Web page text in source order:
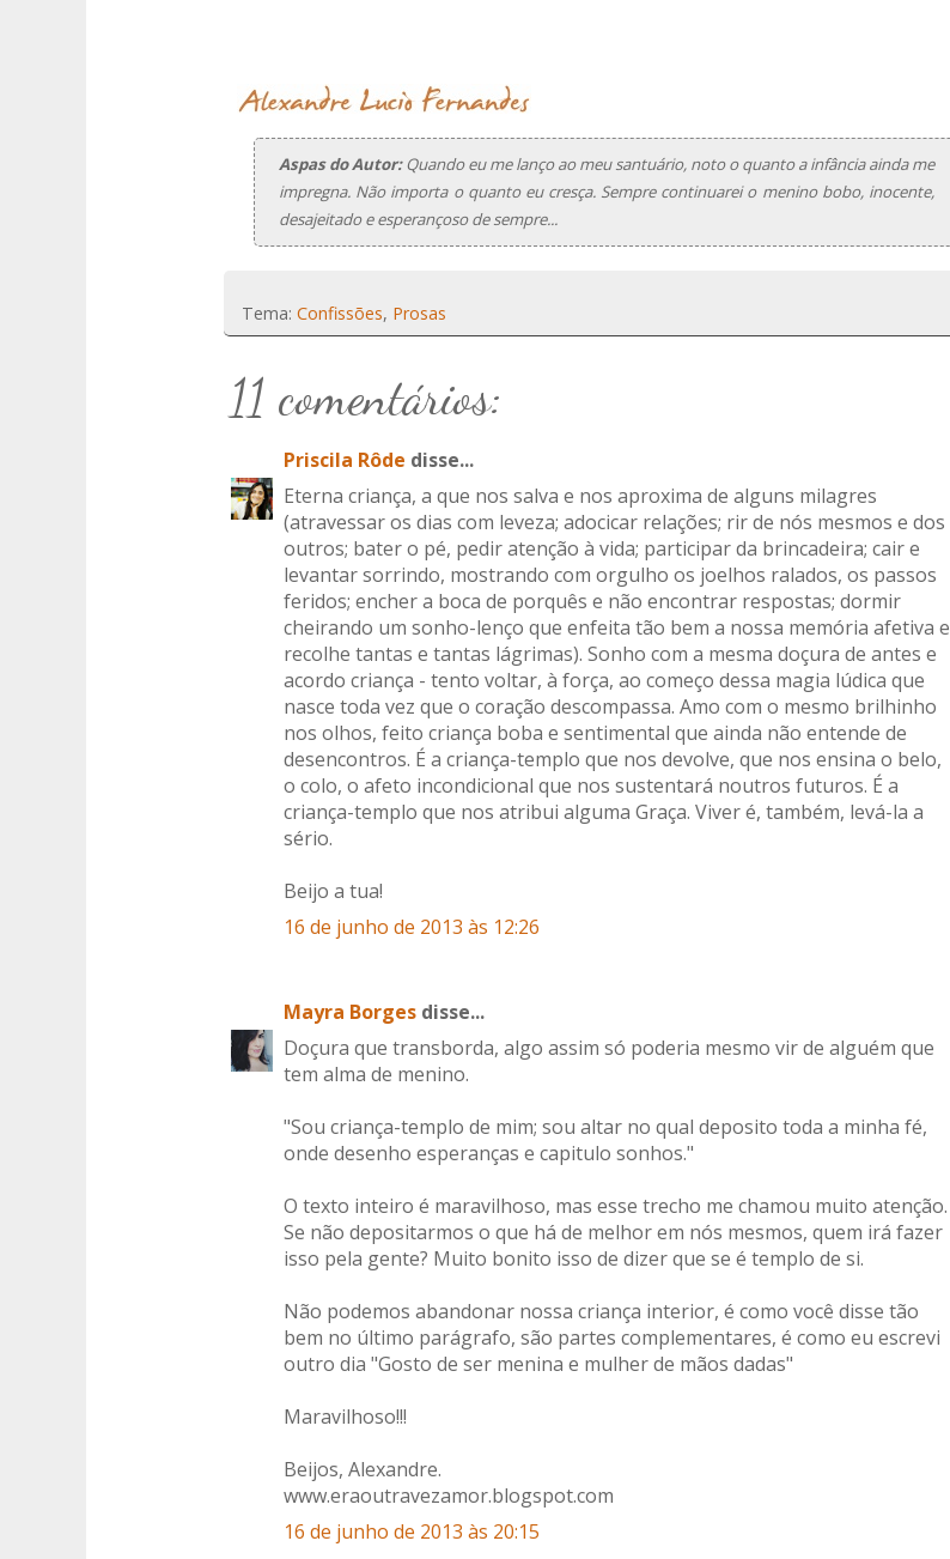
Aspas do Autor:Quando eu me lanço ao meu santuário, noto o quanto a infância ainda me
impregna. Não importa o quanto eu cresça. Sempre continuarei o menino bobo, inocente,
desajeitado e esperançoso de sempre...
Tema: Confissões, Prosas
11 comentários:
Priscila Rôde disse...
Eterna criança, a que nos salva e nos aproxima de alguns milagres
(atravessar os dias com leveza; adocicar relações; rir de nós mesmos e dos
outros; bater o pé, pedir atenção à vida; participar da brincadeira; cair e
levantar sorrindo, mostrando com orgulho os joelhos ralados, os passos
feridos; encher a boca de porquês e não encontrar respostas; dormir
cheirando um sonho-lenço que enfeita tão bem a nossa memória afetiva e
recolhe tantas e tantas lágrimas). Sonho com a mesma doçura de antes e
acordo criança - tento voltar, à força, ao começo dessa magia lúdica que
nasce toda vez que o coração descompassa. Amo com o mesmo brilhinho
nos olhos, feito criança boba e sentimental que ainda não entende de
desencontros. É a criança-templo que nos devolve, que nos ensina o belo,
o colo, o afeto incondicional que nos sustentará noutros futuros. É a
criança-templo que nos atribui alguma Graça. Viver é, também, levá-la a
sério.
Beijo a tua!
16 de junho de 2013 às 12:26
Mayra Borges disse...
Doçura que transborda, algo assim só poderia mesmo vir de alguém que
tem alma de menino.
"Sou criança-templo de mim; sou altar no qual deposito toda a minha fé,
onde desenho esperanças e capitulo sonhos."
O texto inteiro é maravilhoso, mas esse trecho me chamou muito atenção.
Se não depositarmos o que há de melhor em nós mesmos, quem irá fazer
isso pela gente? Muito bonito isso de dizer que se é templo de si.
Não podemos abandonar nossa criança interior, é como você disse tão
bem no último parágrafo, são partes complementares, é como eu escrevi
outro dia "Gosto de ser menina e mulher de mãos dadas"
Maravilhoso!!!
Beijos, Alexandre.
www.eraoutravezamor.blogspot.com
16 de junho de 2013 às 20:15